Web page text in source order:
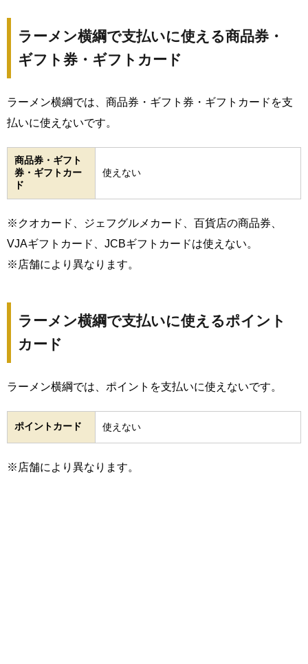
ラーメン横綱で支払いに使える商品券・
ギフト券・ギフトカード
ラーメン横綱では、商品券・ギフト券・ギフトカードを支
払いに使えないです。
商品券・ギフト
券・ギフトカー
ド
使えない
※クオカード、ジェフグルメカード、百貨店の商品券、
VJAギフトカード、JCBギフトカードは使えない。
※店舗により異なります。
ラーメン横綱で支払いに使えるポイント
カード
ラーメン横綱では、ポイントを支払いに使えないです。
ポイントカード 使えない
※店舗により異なります。